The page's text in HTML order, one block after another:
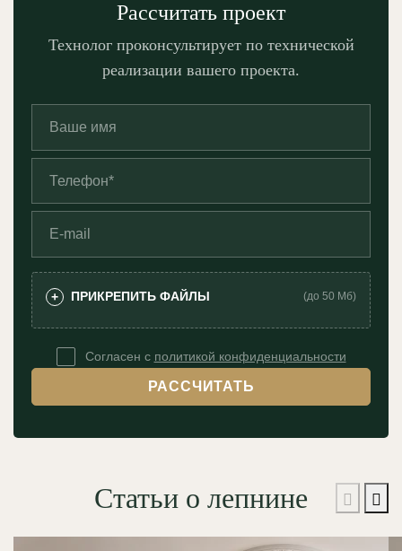
Рассчитать проект
Технолог проконсультирует по технической
реализации вашего проекта.
+ ПРИКРЕПИТЬ ФАЙЛЫ (до 50 Мб)
Согласен с политикой конфиденциальности
РАССЧИТАТЬ
Статьи о лепнине